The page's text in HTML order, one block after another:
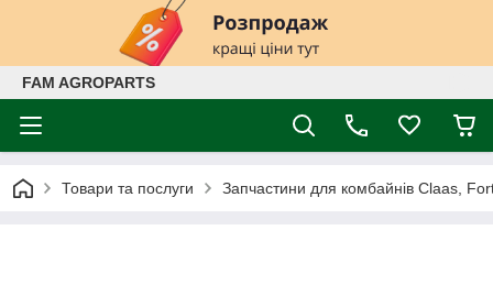
FAM AGROPARTS
Товари та послуги Запчастини для комбайнів Claas,